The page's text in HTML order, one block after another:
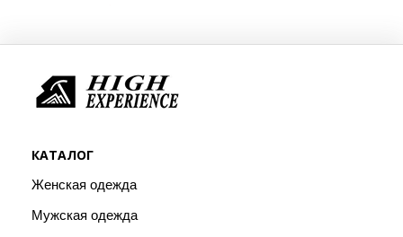
КАТАЛОГ
Женская одежда
Мужская одежда